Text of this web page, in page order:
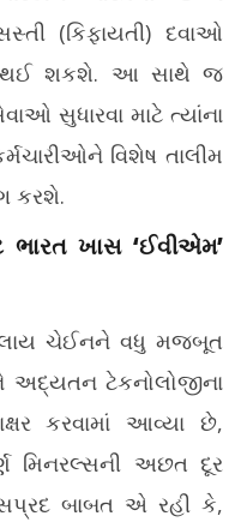
(કિફાયતી) દવાઓ
થઈ શકશે. આ સાથે જ
સુધારવા માટે ત્યાંના
વિશેષ તાલીમ
કરશે.
ભારત ખાસ ‘ઈવીએમ’
ચેઈનને વધુ મજબૂત
અદ્યતન ટેકનોલોજીના
કરવામાં આવ્યા છે,
મિનરલ્સની અછત દૂર
બાબત એ રહી કે,